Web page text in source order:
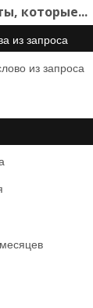
которые...
из запроса
из запроса